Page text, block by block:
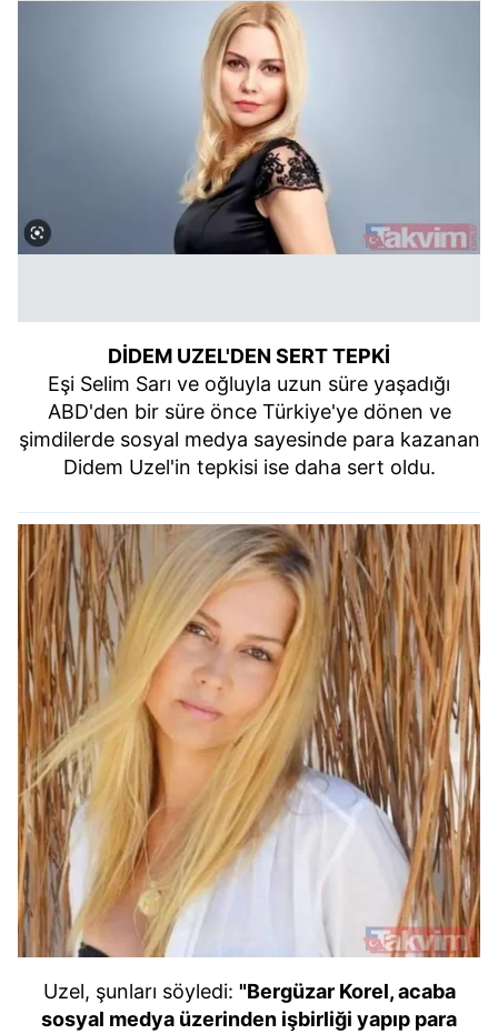
verileriniz işlenmekte olup gerekli olan çerezler bilgi
toplumu hizmetlerinin sunulması amacıyla
kullanılmaktadır. Diğer çerezler, sitemizin daha işlevsel
kılınması ve kişiselleştirilmesi ve sizlere yönelik
reklam/pazarlama faaliyetlerinin yapılması, amaçlarıyla
sınırlı olarak açık rızanız dahilinde kullanılacaktır.
Çerezlere ilişkin tercihlerinizi aşağıda yer alan panel
vasıtasıyla belirleyebilirsiniz. Çerezlere ilişkin detaylı bilgi
6698 sayılı Kişisel Verilerin Korunması Kanunu uyarınca
hazırlanmış Aydınlatma Metnimizi okumak ve sitemizde
ilgili mevzuata uygun olarak kullanılan çerezlerle ilgili bilgi
almak için lütfen
tıklayınız
DİDEM UZEL'DEN SERT TEPKİ
Eşi Selim Sarı ve oğluyla uzun süre yaşadığı
ABD'den bir süre önce Türkiye'ye dönen ve
şimdilerde sosyal medya sayesinde para kazanan
Didem Uzel'in tepkisi ise daha sert oldu.
Uzel, şunları söyledi: "Bergüzar Korel, acaba
sosyal medya üzerinden işbirliği yapıp para